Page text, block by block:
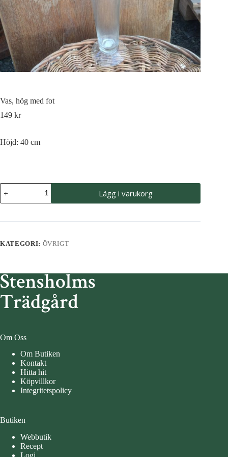
Vas, hög med fot
149 kr
Höjd: 40 cm
Vas,
hög
med
mängd
Lägg i varukorg
KATEGORI: ÖVRIGT
Om Oss
Om Butiken
Kontakt
Hitta hit
Köpvillkor
Integritetspolicy
Butiken
Webbutik
Recept